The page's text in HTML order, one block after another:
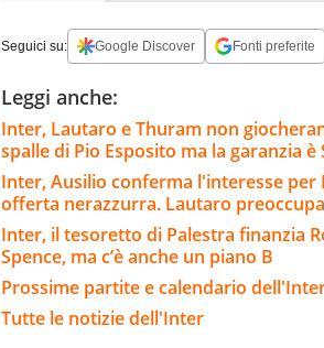
Seguici su: Google Discover Fonti preferite
Leggi anche:
Inter, Lautaro e Thuram non
spalle di Pio Esposito ma la garanzia è
Inter, Ausilio conferma l'interesse per
offerta nerazzurra. Lautaro preoccupa
Inter, il tesoretto di Palestra finanzia
Spence, ma c’è anche un piano B
Prossime partite e calendario
Tutte le notizie dell'Inter